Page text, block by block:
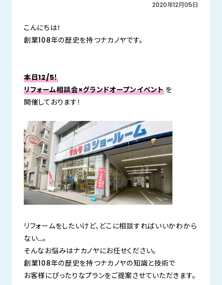
2020年12月05日
こんにちは！
創業108年の歴史を持つナカノヤです。
本日12/5！
リフォーム相談会×グランドオープンイベント を
開催しております！
リフォームをしたいけど、どこに相談すればいいかわから
ない…。
そんなお悩みはナカノヤにお任せください。
創業108年の歴史を持つナカノヤの知識と技術で
お客様にぴったりなプランをご提案させていただきます。